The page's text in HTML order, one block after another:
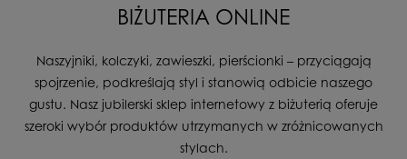
BIŻUTERIA ONLINE
Naszyjniki, kolczyki, zawieszki, pierścionki – przyciągają
spojrzenie, podkreślają styl i stanowią odbicie naszego
gustu. Nasz jubilerski sklep internetowy z biżuterią oferuje
szeroki wybór produktów utrzymanych w zróżnicowanych
stylach.